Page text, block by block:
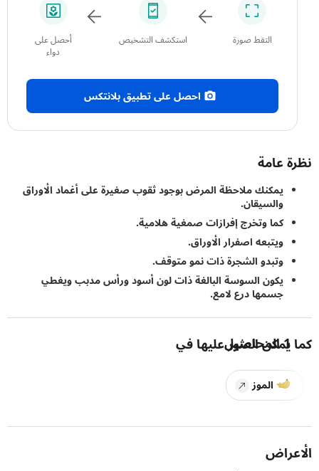
التقط صورة استكشف التشخيص
أحصل على
احصل على تطبيق بلانتكس
عامة
يمكنك ملاحظة المرض بوجود ثقوب صغيرة على أغماد الأوراق
والسيقان.
كما وتخرج إفرازات صمغية هلامية.
ويتبعه اصفرار الأوراق.
وتبدو الشجرة ذات نمو متوقف.
يكون السوسة البالغة ذات لون أسود ورأس مدبب ويغطي
جسمها درع لامع.
العثور عليها في 1 المحاصيل
الموز